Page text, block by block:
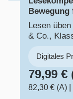
Bewegung
Lesen
& Co.,
Digitales
79,99 €
82,30 € (A)